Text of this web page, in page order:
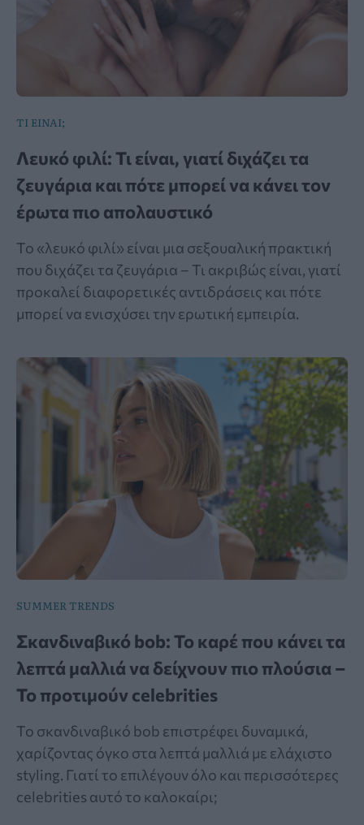
ΤΙ ΕΙΝΑΙ;
Λευκό φιλί: Τι είναι, γιατί διχάζει τα
ζευγάρια και πότε μπορεί να κάνει τον
έρωτα πιο απολαυστικό
Το «λευκό φιλί» είναι μια σεξουαλική πρακτική
που διχάζει τα ζευγάρια – Τι ακριβώς είναι, γιατί
προκαλεί διαφορετικές αντιδράσεις και πότε
μπορεί να ενισχύσει την ερωτική εμπειρία.
SUMMER TRENDS
Σκανδιναβικό bob: Το καρέ που κάνει τα
λεπτά μαλλιά να δείχνουν πιο πλούσια –
Το προτιμούν celebrities
Το σκανδιναβικό bob επιστρέφει δυναμικά,
χαρίζοντας όγκο στα λεπτά μαλλιά με ελάχιστο
styling. Γιατί το επιλέγουν όλο και περισσότερες
celebrities αυτό το καλοκαίρι;